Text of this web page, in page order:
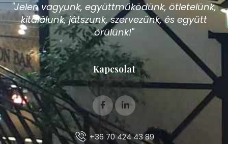
"Jelen vagyunk, együttműködünk, ötletelünk,
kitalálunk, játszunk, szervezünk, és együtt
örülünk!"
Kapcsolat
+36 70 424 43 89